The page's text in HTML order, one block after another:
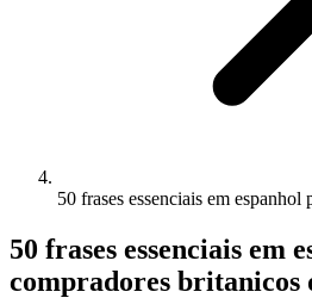
50 frases essenciais em
50 frases essenciais em
compradores britanicos